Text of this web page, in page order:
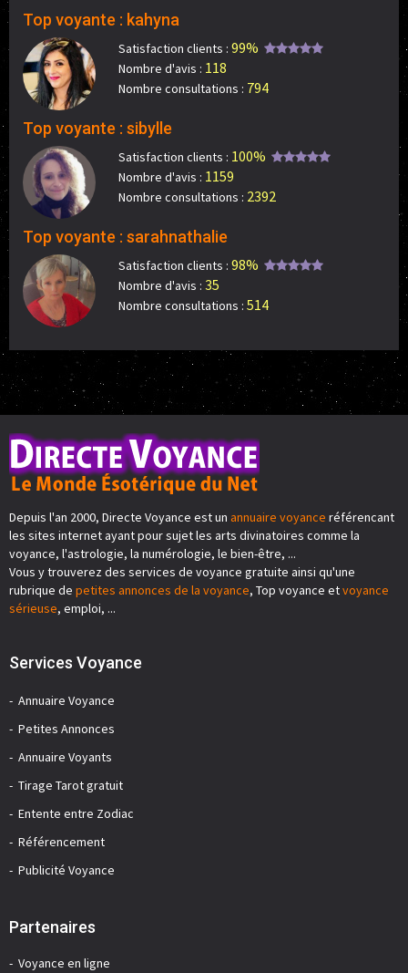
Top voyante : kahyna
Satisfaction clients : 99%
Nombre d'avis : 118
Nombre consultations : 794
Top voyante : sibylle
Satisfaction clients : 100%
Nombre d'avis : 1159
Nombre consultations : 2392
Top voyante : sarahnathalie
Satisfaction clients : 98%
Nombre d'avis : 35
Nombre consultations : 514
Depuis l'an 2000, Directe Voyance est un annuaire voyance référencant
les sites internet ayant pour sujet les arts divinatoires comme la
voyance, l'astrologie, la numérologie, le bien-être, ...
Vous y trouverez des services de voyance gratuite ainsi qu'une
rubrique de petites annonces de la voyance, Top voyance etvoyance
sérieuse, emploi, ...
Services Voyance
Annuaire Voyance
Petites Annonces
Annuaire Voyants
Tirage Tarot gratuit
Entente entre Zodiac
Référencement
Publicité Voyance
Partenaires
Voyance en ligne